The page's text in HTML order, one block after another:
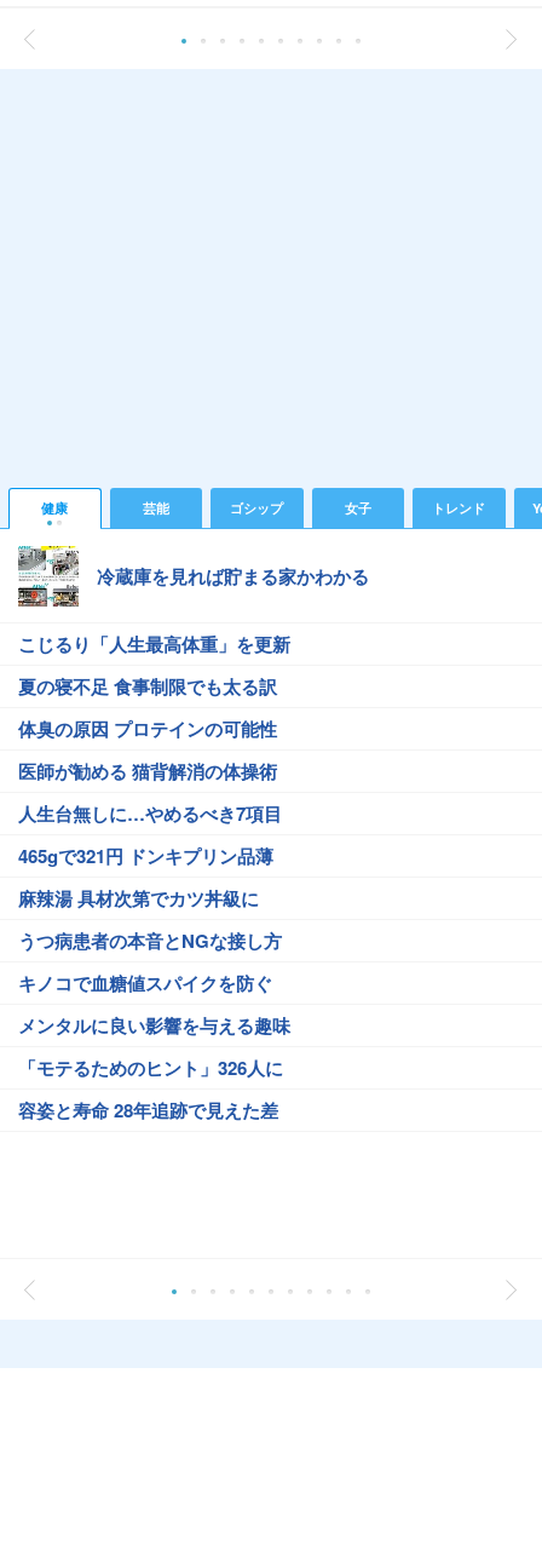
健康 芸能 ゴシップ 女子 トレンド
冷蔵庫を見れば貯まる家かわかる
こじるり「人生最高体重」を更新
夏の寝不足 食事制限でも太る訳
体臭の原因 プロテインの可能性
医師が勧める 猫背解消の体操術
人生台無しに…やめるべき7項目
465gで321円 ドンキプリン品薄
麻辣湯 具材次第でカツ丼級に
うつ病患者の本音とNGな接し方
キノコで血糖値スパイクを防ぐ
メンタルに良い影響を与える趣味
「モテるためのヒント」326人に
容姿と寿命 28年追跡で見えた差